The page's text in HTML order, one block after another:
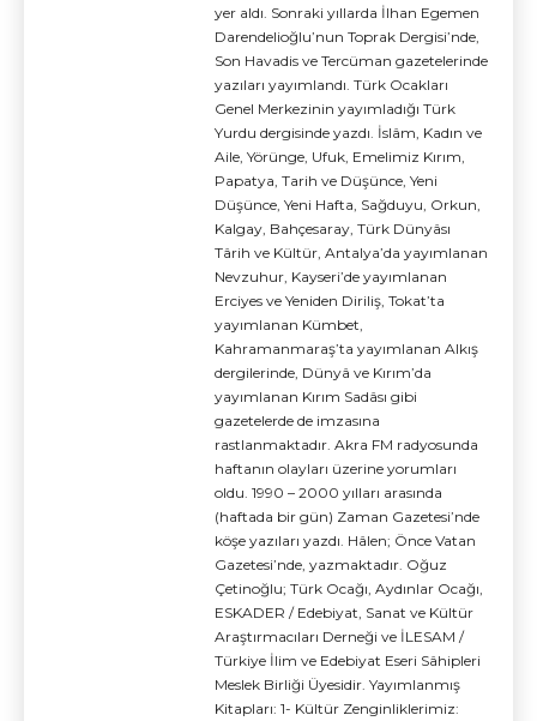
yer aldı. Sonraki yıllarda İlhan Egemen
Darendelioğlu’nun Toprak Dergisi’nde,
Son Havadis ve Tercüman gazetelerinde
yazıları yayımlandı. Türk Ocakları
Genel Merkezinin yayımladığı Türk
Yurdu dergisinde yazdı. İslâm, Kadın ve
Aile, Yörünge, Ufuk, Emelimiz Kırım,
Papatya, Tarih ve Düşünce, Yeni
Düşünce, Yeni Hafta, Sağduyu, Orkun,
Kalgay, Bahçesaray, Türk Dünyâsı
Târih ve Kültür, Antalya’da yayımlanan
Nevzuhur, Kayseri’de yayımlanan
Erciyes ve Yeniden Diriliş, Tokat’ta
yayımlanan Kümbet,
Kahramanmaraş’ta yayımlanan Alkış
dergilerinde, Dünyâ ve Kırım’da
yayımlanan Kırım Sadâsı gibi
gazetelerde de imzasına
rastlanmaktadır. Akra FM radyosunda
haftanın olayları üzerine yorumları
oldu. 1990 – 2000 yılları arasında
(haftada bir gün) Zaman Gazetesi’nde
köşe yazıları yazdı. Hâlen; Önce Vatan
Gazetesi’nde, yazmaktadır. Oğuz
Çetinoğlu; Türk Ocağı, Aydınlar Ocağı,
ESKADER / Edebiyat, Sanat ve Kültür
Araştırmacıları Derneği ve İLESAM /
Türkiye İlim ve Edebiyat Eseri Sâhipleri
Meslek Birliği Üyesidir. Yayımlanmış
Kitapları: 1- Kültür Zenginliklerimiz: